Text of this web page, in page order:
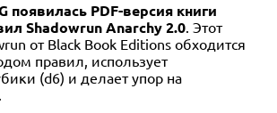
731 отзыв
Купить
289 отзывов
Уведомить о наличии
появилась PDF-версия книги
Shadowrun Anarchy 2.0. Этот
от Black Book Editions обходится
правил, использует
(d6) и делает упор на